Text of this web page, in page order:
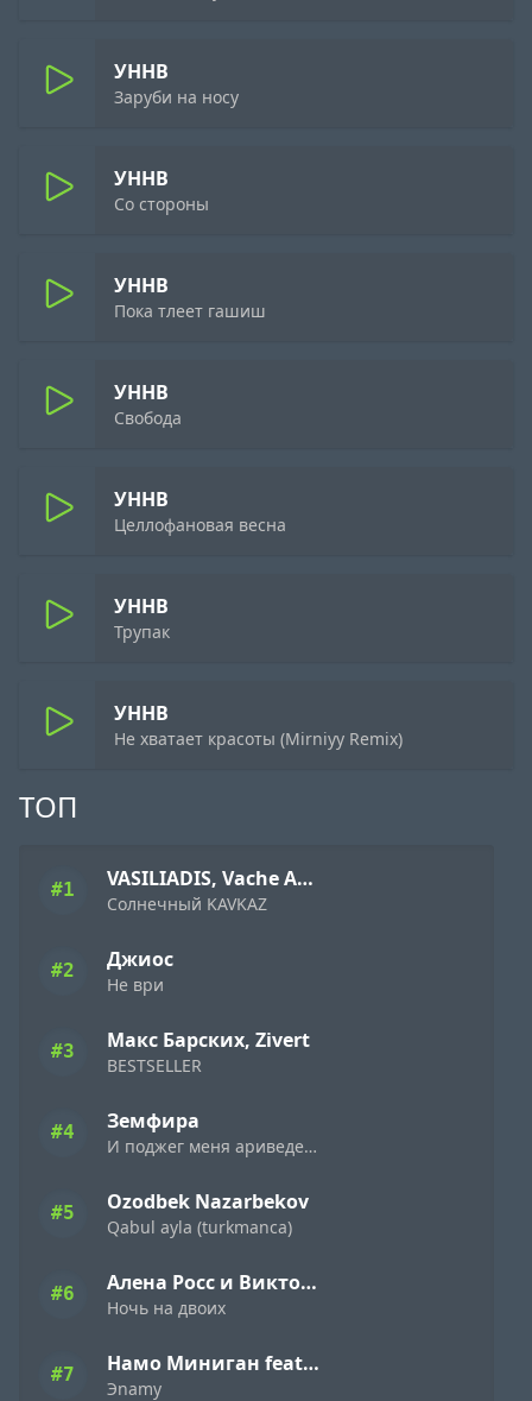
ТОП
#1 VASILIADIS, Vache Amaryan
Солнечный KAVKAZ
#2 Джиос
Не ври
#3 Макс Барских, Zivert
BESTSELLER
#4 Земфира
И поджег меня ариведерчи
#5 Ozodbek Nazarbekov
Qabul ayla (turkmanca)
#6 Алена Росс и Виктор Могилатов
Ночь на двоих
#7 Намо Миниган feat. Miyagi & Эндшпиль
Эnamy
УННВ
Заруби на носу
УННВ
Со стороны
УННВ
Пока тлеет гашиш
УННВ
Свобода
УННВ
Целлофановая весна
УННВ
Трупак
УННВ
Не хватает красоты (Mirniyy Remix)